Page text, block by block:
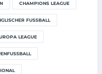
CHAMPIONS LEAGUE
FUSSBALL
LEAGUE